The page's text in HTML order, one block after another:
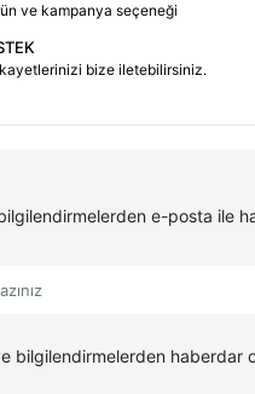
ve kampanya seçeneği
bize iletebilirsiniz.
e-posta ile
bilgilendirmelerden haberdar